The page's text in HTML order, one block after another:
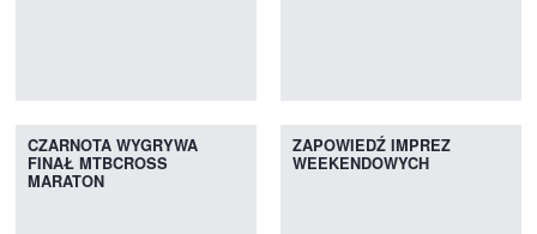
CZARNOTA WYGRYWA
FINAŁ MTBCROSS
MARATON
ZAPOWIEDŹ IMPREZ
WEEKENDOWYCH